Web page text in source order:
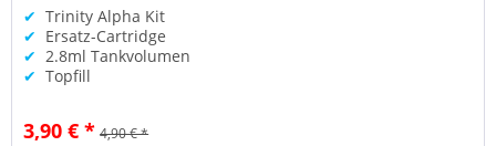
✔ Trinity Alpha Kit
✔ Ersatz-Cartridge
✔ 2.8ml Tankvolumen
✔ Topfill
3,90 € * 4,90 € *